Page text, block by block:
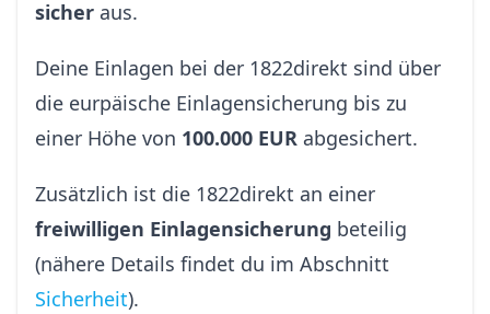
sicher aus.
Deine Einlagen bei der 1822direkt sind über
die eurpäische Einlagensicherung bis zu
einer Höhe von 100.000 EUR abgesichert.
Zusätzlich ist die 1822direkt an einer
freiwilligen Einlagensicherung beteilig
(nähere Details findet du im Abschnitt
Sicherheit).